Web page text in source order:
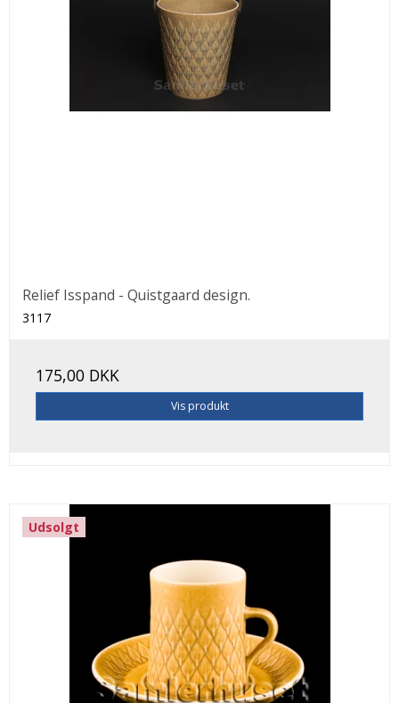
Relief Isspand - Quistgaard design.
3117
175,00 DKK
Vis produkt
Udsolgt